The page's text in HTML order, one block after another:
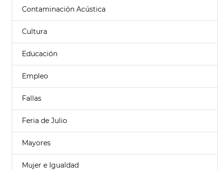
Contaminación Acústica
Cultura
Educación
Empleo
Fallas
Feria de Julio
Mayores
Mujer e Igualdad